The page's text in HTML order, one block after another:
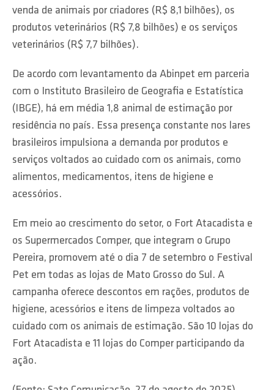
venda de animais por criadores (R$ 8,1 bilhões), os
produtos veterinários (R$ 7,8 bilhões) e os serviços
veterinários (R$ 7,7 bilhões).
De acordo com levantamento da Abinpet em parceria
com o Instituto Brasileiro de Geografia e Estatística
(IBGE), há em média 1,8 animal de estimação por
residência no país. Essa presença constante nos lares
brasileiros impulsiona a demanda por produtos e
serviços voltados ao cuidado com os animais, como
alimentos, medicamentos, itens de higiene e
acessórios.
Em meio ao crescimento do setor, o Fort Atacadista e
os Supermercados Comper, que integram o Grupo
Pereira, promovem até o dia 7 de setembro o Festival
Pet em todas as lojas de Mato Grosso do Sul. A
campanha oferece descontos em rações, produtos de
higiene, acessórios e itens de limpeza voltados ao
cuidado com os animais de estimação. São 10 lojas do
Fort Atacadista e 11 lojas do Comper participando da
ação.